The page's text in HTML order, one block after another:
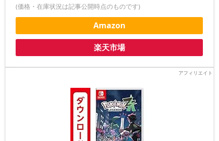
(価格・在庫状況は記事公開時点のものです)
Amazon
楽天市場